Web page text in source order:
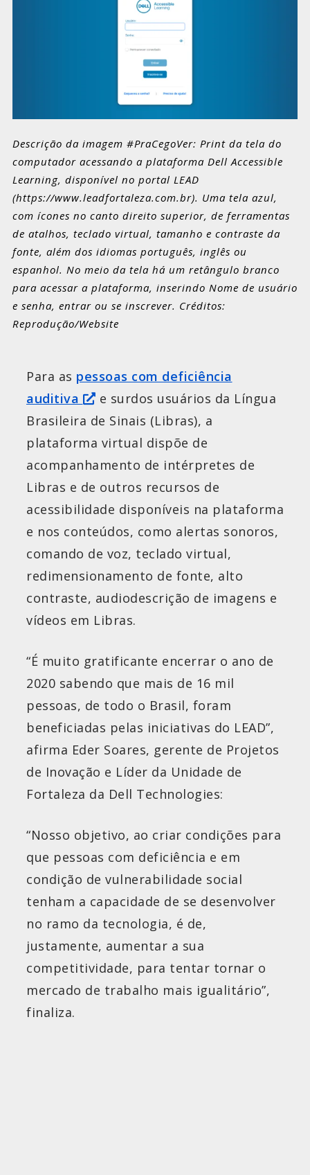
Descrição da imagem #PraCegoVer: Print da tela do
computador acessando a plataforma Dell Accessible
Learning, disponível no portal LEAD
(https://www.leadfortaleza.com.br). Uma tela azul,
com ícones no canto direito superior, de ferramentas
de atalhos, teclado virtual, tamanho e contraste da
fonte, além dos idiomas português, inglês ou
espanhol. No meio da tela há um retângulo branco
para acessar a plataforma, inserindo Nome de usuário
e senha, entrar ou se inscrever. Créditos:
Reprodução/Website
Para as pessoas com deficiência
auditiva
e surdos usuários da Língua
Brasileira de Sinais (Libras), a
plataforma virtual dispõe de
acompanhamento de intérpretes de
Libras e de outros recursos de
acessibilidade disponíveis na plataforma
e nos conteúdos, como alertas sonoros,
comando de voz, teclado virtual,
redimensionamento de fonte, alto
contraste, audiodescrição de imagens e
vídeos em Libras.
“É muito gratificante encerrar o ano de
2020 sabendo que mais de 16 mil
pessoas, de todo o Brasil, foram
beneficiadas pelas iniciativas do LEAD”,
afirma Eder Soares, gerente de Projetos
de Inovação e Líder da Unidade de
Fortaleza da Dell Technologies:
“Nosso objetivo, ao criar condições para
que pessoas com deficiência e em
condição de vulnerabilidade social
tenham a capacidade de se desenvolver
no ramo da tecnologia, é de,
justamente, aumentar a sua
competitividade, para tentar tornar o
mercado de trabalho mais igualitário”,
finaliza.